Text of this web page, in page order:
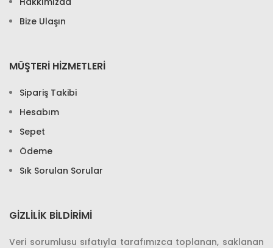
Bize Ulaşın
MÜŞTERİ HİZMETLERİ
Sipariş Takibi
Hesabım
Sepet
Ödeme
Sık Sorulan Sorular
GIZLILIK BILDIRIMI
Veri sorumlusu sıfatıyla tarafımızca toplanan, saklanan